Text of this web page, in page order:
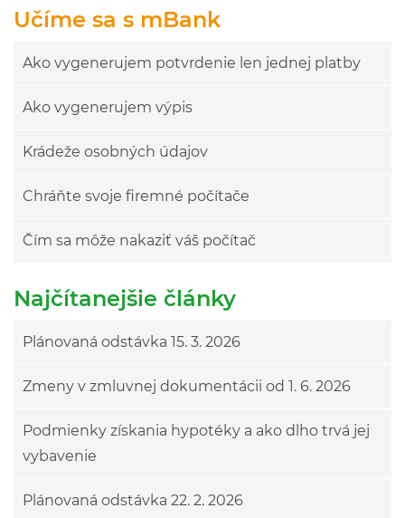
Učíme sa s mBank
Ako vygenerujem potvrdenie len jednej platby
Ako vygenerujem výpis
Krádeže osobných údajov
Chráňte svoje firemné počítače
Čím sa môže nakaziť váš počítač
Najčítanejšie články
Plánovaná odstávka 15. 3. 2026
Zmeny v zmluvnej dokumentácii od 1. 6. 2026
Podmienky získania hypotéky a ako dlho trvá jej
vybavenie
Plánovaná odstávka 22. 2. 2026